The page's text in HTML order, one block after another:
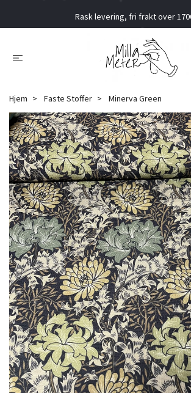
Rask levering, fri frakt over
Hjem Faste Stoffer Minerva Green